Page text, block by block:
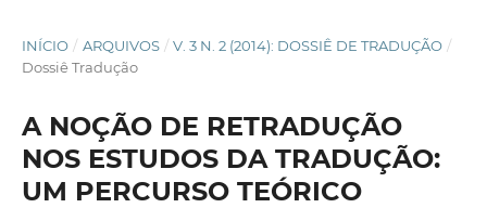
INÍCIO / ARQUIVOS / V. 3 N. 2 (2014): DOSSIÊ DE TRADUÇÃO /
Dossiê Tradução
A NOÇÃO DE RETRADUÇÃO
NOS ESTUDOS DA TRADUÇÃO:
UM PERCURSO TEÓRICO